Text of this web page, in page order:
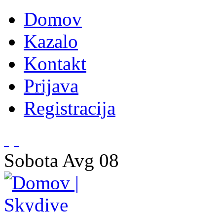
Domov
Kazalo
Kontakt
Prijava
Registracija
Sobota Avg 08